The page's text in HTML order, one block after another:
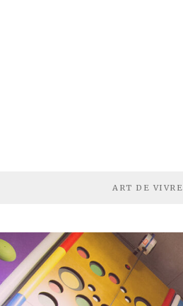
ART DE VIVRE